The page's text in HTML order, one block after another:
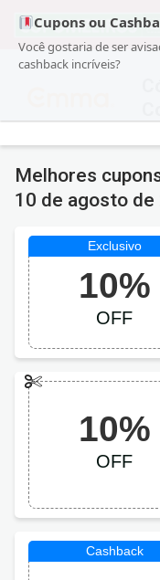
Cupons ou
Você gostaria de ser
cashback incríveis?
Melhores
10 de agosto de
10%
OFF
10%
OFF